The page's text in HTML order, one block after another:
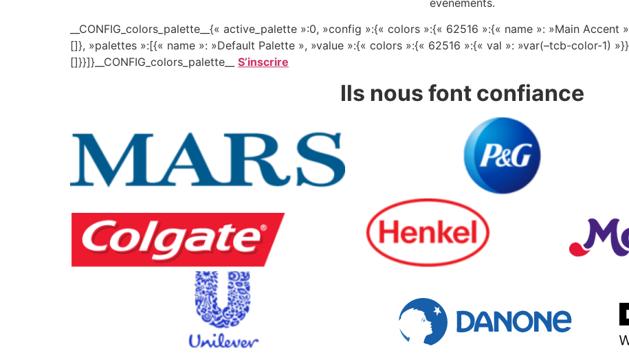
__CONFIG_colors_palette__{« active_palette »:0, »config »:{« colors »:{« 62516 »:{« name »: »Main Accent
[]}, »palettes »:[{« name »: »Default Palette », »value »:{« colors »:{« 62516 »:{« val »: »var(–tcb-color-1)
[]}}]}__CONFIG_colors_palette__ S’inscrire
Ils nous fontconfiance